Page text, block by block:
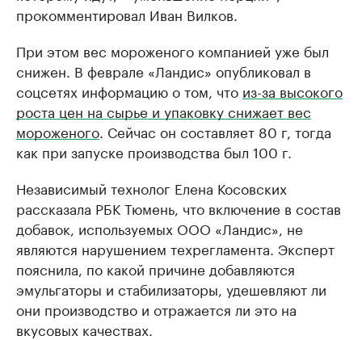
прокомментировал Иван Вилков.
При этом вес мороженого компанией уже был
снижен. В феврале «Ландис» опубликовал в
соцсетях информацию о том, что из-за высокого
роста цен на сырье и упаковку снижает вес
мороженого . Сейчас он составляет 80 г, тогда
как при запуске производства был 100 г.
Независимый технолог Елена Косовских
рассказала РБК Тюмень, что включение в состав
добавок, используемых ООО «Ландис», не
являются нарушением техрегламента. Эксперт
пояснила, по какой причине добавляются
эмульгаторы и стабилизаторы, удешевляют ли
они производство и отражается ли это на
вкусовых качествах.